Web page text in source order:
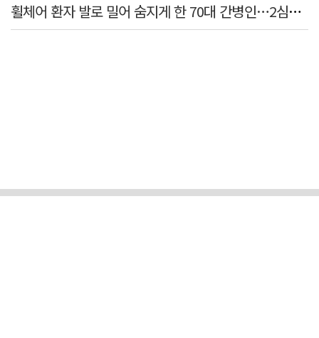
휠체어 환자 발로 밀어 숨지게 한 70대 간병인…2심도 집행유예